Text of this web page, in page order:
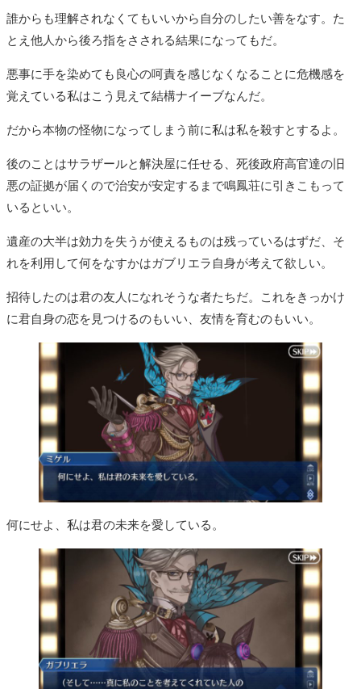
誰からも理解されなくてもいいから自分のしたい善をなす。た
とえ他人から後ろ指をさされる結果になってもだ。
悪事に手を染めても良心の呵責を感じなくなることに危機感を
覚えている私はこう見えて結構ナイーブなんだ。
だから本物の怪物になってしまう前に私は私を殺すとするよ。
後のことはサラザールと解決屋に任せる、死後政府高官達の旧
悪の証拠が届くので治安が安定するまで鳴鳳荘に引きこもって
いるといい。
遺産の大半は効力を失うが使えるものは残っているはずだ、そ
れを利用して何をなすかはガブリエラ自身が考えて欲しい。
招待したのは君の友人になれそうな者たちだ。これをきっかけ
に君自身の恋を見つけるのもいい、友情を育むのもいい。
何にせよ、私は君の未来を愛している。